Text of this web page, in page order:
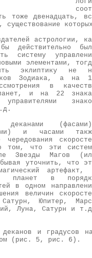
тоже двенадцать,
существование
астрологии,
действительно
систему
элементами,
эклиптику не
Зодиака, а на
в
и на 22
деканами
и часами
том, что эти
Звезды Магов
уточнить, что
артефакт,
планет в
в одном
величин
Юпитер,
Луна, Сатурн и
деканов и градусов
(рис. 5, рис. 6).